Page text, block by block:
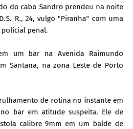
do cabo Sandro prendeu na noite
R., 24, vulgo "Piranha" com uma
penal.
um bar na Avenida Raimundo
Santana, na zona Leste de Porto
de rotina no instante em
bar em atitude suspeita. Ele de
calibre 9mm em um balde de